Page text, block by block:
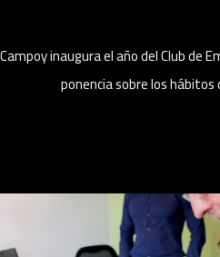
inaugura el año del Club de
ponencia sobre los